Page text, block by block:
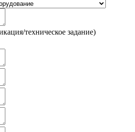
техническое задание)